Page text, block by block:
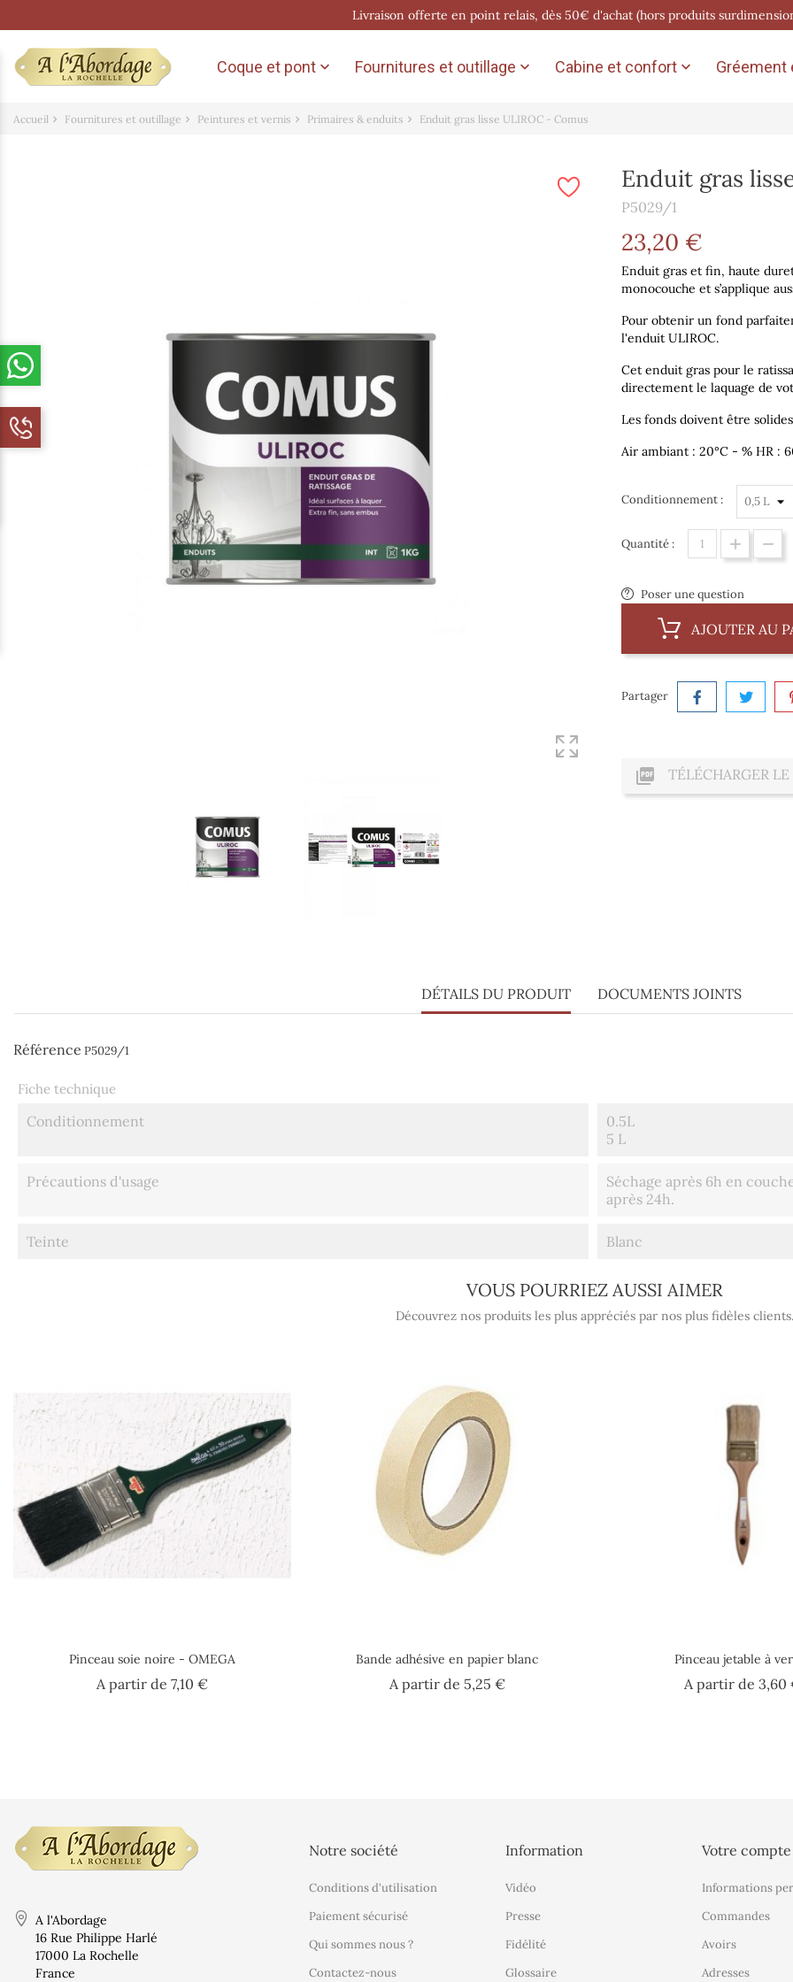
Livraison offerte en point relais, dès 50€ d'achat (hors produits
Coque et pont  Fournitures et outillage  Cabine et confort  Gréement
Accueil Fournitures et outillage Peintures et vernis Primaires & enduits Enduit gras lisse ULIROC - Comus
Enduit gras
P5029/1
23,20 €
Enduit gras et fin, haute
monocouche et s’applique
Pour obtenir un fond
l'enduit ULIROC.
Cet enduit gras pour le
directement le laquage de
Les fonds doivent être
Air ambiant : 20°C - % HR :
Conditionnement :
Quantité :
Poser une question
AJOUTER AU
Partager
 TÉLÉCHARGER
DÉTAILS DU PRODUIT DOCUMENTS JOINTS
Référence P5029/1
Fiche technique
Conditionnement
0.5L
5 L
Précautions d'usage
Séchage après 6h en
après 24h.
Teinte Blanc
VOUS POURRIEZ AUSSI AIMER
Découvrez nos produits les plus appréciés par nos plus fidèles clients.
Pinceau soie noire - OMEGA
A partir de 7,10 €Prix
Bande adhésive en papier blanc
A partir de 5,25 €Prix
Pinceau jetable à
A partir de 3,60
A l'Abordage
16 Rue Philippe Harlé
17000 La Rochelle
France
Notre société
Conditions d'utilisation
Paiement sécurisé
Qui sommes nous ?
Contactez-nous
Information
Vidéo
Presse
Fidélité
Glossaire
Votre compte
Informations
Commandes
Avoirs
Adresses